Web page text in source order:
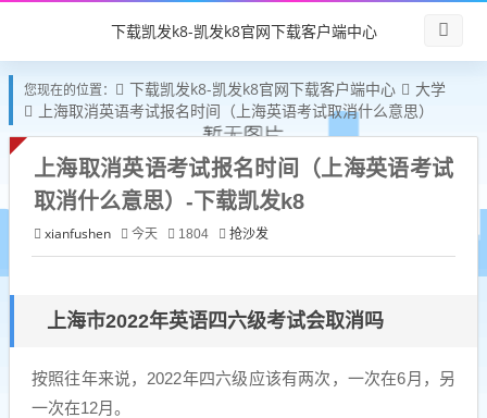
下载凯发k8-凯发k8官网下载客户端中心
您现在的位置： 下载凯发k8-凯发k8官网下载客户端中心
大学
上海取消英语考试报名时间（上海英语考试取消什么意思）
上海取消英语考试报名时间（上海英语考试
取消什么意思）-下载凯发k8
xianfushen 今天 1804 抢沙发
上海市2022年英语四六级考试会取消吗
按照往年来说，2022年四六级应该有两次，一次在6月，另
一次在12月。